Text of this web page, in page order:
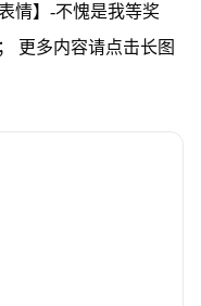
情】-不愧是我等奖
更多内容请点击长图